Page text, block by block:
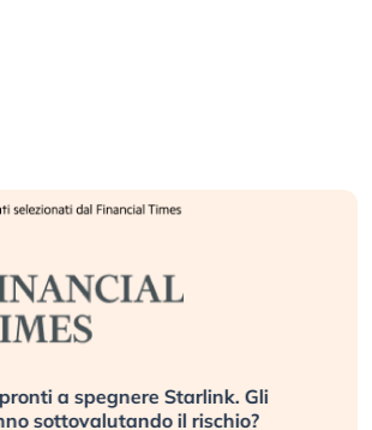
a spegnere Starlink. Gli
sottovalutando il rischio?